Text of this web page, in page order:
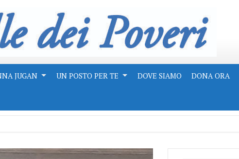
JUGAN UN POSTO PER TE DOVE SIAMO DONA ORA